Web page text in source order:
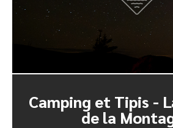
Camping et Tipis -
de la